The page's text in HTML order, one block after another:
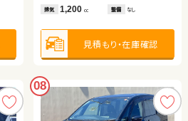
排気 1,200 cc 整備 なし
見積もり・在庫確認
08